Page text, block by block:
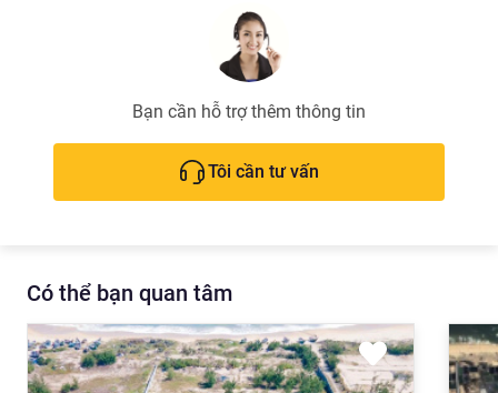
Bạn cần hỗ trợ thêm thông tin
Tôi cần tư vấn
Có thể bạn quan tâm